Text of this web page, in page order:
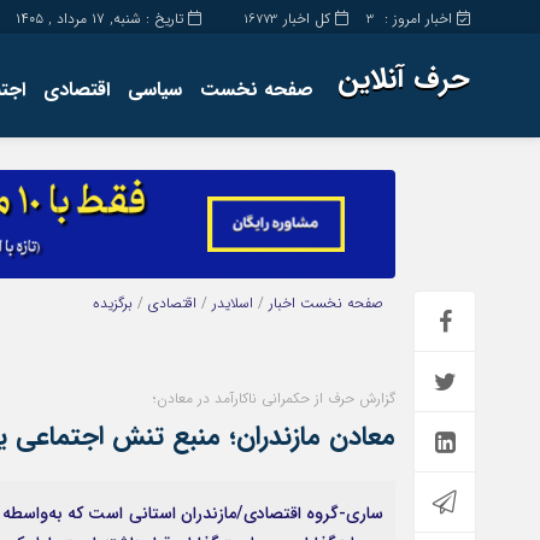
کل اخبار 16773 اخبار امروز : 3 تاریخ : شنبه, ۱۷ مرداد , ۱۴۰۵
حرف آنلاین صفحه نخست سیاسی اقتصادی
صفحه نخست اخبار / اسلایدر / اقتصادی / برگزیده
گزارش حرف از حکمرانی ناکارآمد در معادن؛
معادن مازندران؛ منبع تنش اجتماعی
ساری-گروه اقتصادی/مازندران استانی است که